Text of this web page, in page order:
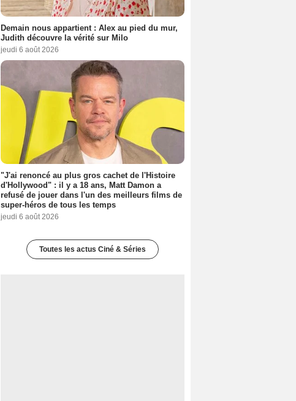
Demain nous appartient : Alex au pied du mur,
Judith découvre la vérité sur Milo
jeudi 6 août 2026
"J'ai renoncé au plus gros cachet de l'Histoire
d'Hollywood" : il y a 18 ans, Matt Damon a
refusé de jouer dans l'un des meilleurs films de
super-héros de tous les temps
jeudi 6 août 2026
Toutes les actus Ciné & Séries